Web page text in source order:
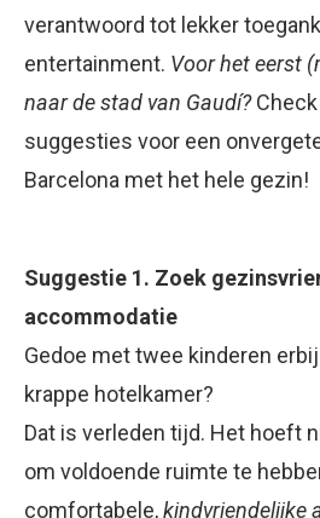
verantwoord tot lekker
entertainment. Voor het eerst
naar de stad van Gaudí?Check
suggesties voor een
Barcelona met het hele gezin!
Suggestie 1. Zoek
accommodatie
Gedoe met twee kinderen
krappe hotelkamer?
Dat is verleden tijd. Het hoeft
om voldoende ruimte te
comfortabele,kindvriendelijke